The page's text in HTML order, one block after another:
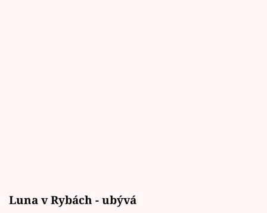
Luna v Rybách - ubývá